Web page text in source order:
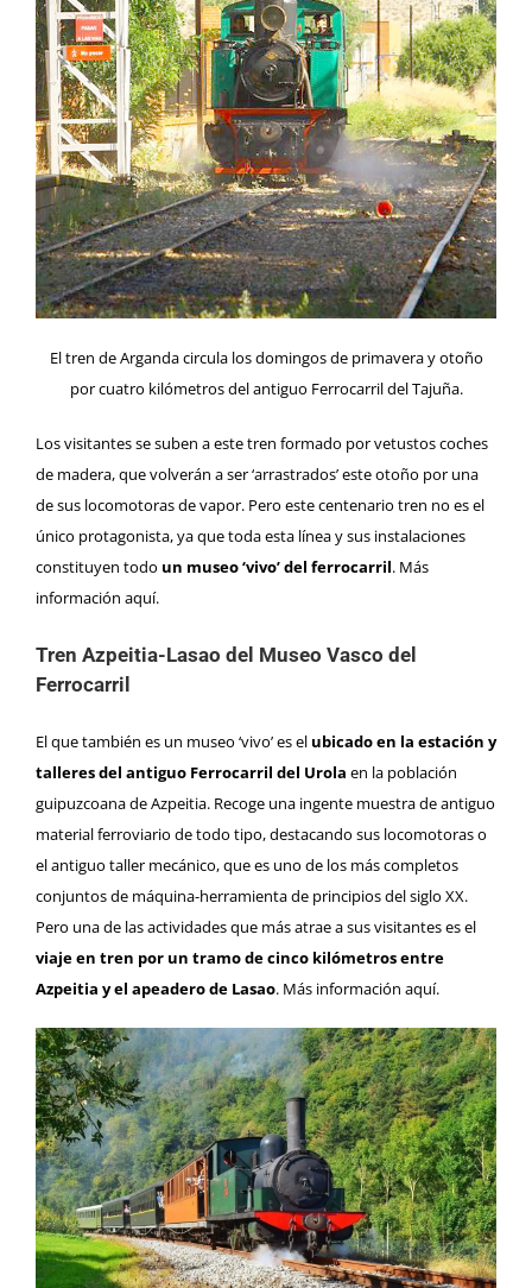
El tren de Arganda circula los domingos de primavera y otoño
por cuatro kilómetros del antiguo Ferrocarril del Tajuña.
Los visitantes se suben a este tren formado por vetustos coches
de madera, que volverán a ser ‘arrastrados’ este otoño por una
de sus locomotoras de vapor. Pero este centenario tren no es el
único protagonista, ya que toda esta línea y sus instalaciones
constituyen todo un museo ‘vivo’ del ferrocarril. Más
información aquí.
Tren Azpeitia-Lasao del Museo Vasco del
Ferrocarril
El que también es un museo ‘vivo’ es el ubicado en la estación y
talleres del antiguo Ferrocarril del Urola en la población
guipuzcoana de Azpeitia. Recoge una ingente muestra de antiguo
material ferroviario de todo tipo, destacando sus locomotoras o
el antiguo taller mecánico, que es uno de los más completos
conjuntos de máquina-herramienta de principios del siglo XX.
Pero una de las actividades que más atrae a sus visitantes es el
viaje en tren por un tramo de cinco kilómetros entre
Azpeitia y el apeadero de Lasao. Más información aquí.